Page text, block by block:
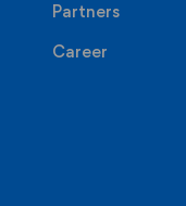
Partners
Career